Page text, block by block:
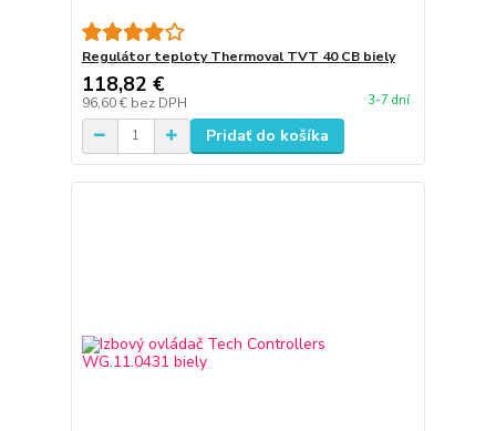
Regulátor teploty Thermoval TVT 40 CB biely
118,82 €
96,60 € bez DPH 3-7 dní
Pridať do košíka